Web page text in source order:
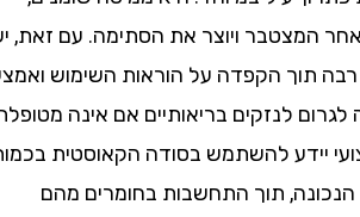
ויוצר את הסתימה. עם זאת, יש
הקפדה על הוראות השימוש ואמצעי
לנזקים בריאותיים אם אינה מטופלת
להשתמש בסודה הקאוסטית בכמות
תוך התחשבות בחומרים מהם